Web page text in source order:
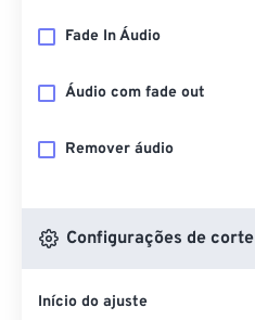
Fade In Áudio
Áudio com fade out
Remover áudio
Configurações de corte
Início do ajuste